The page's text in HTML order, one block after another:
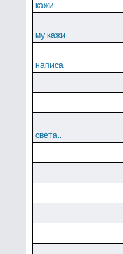
кажи
му кажи
написа
света..